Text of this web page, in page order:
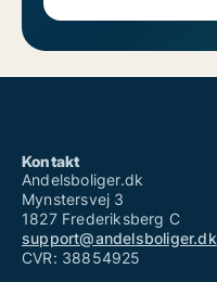
Kontakt
Andelsboliger.dk
Mynstersvej 3
1827 Frederiksberg C
support@andelsboliger.dk
CVR: 38854925